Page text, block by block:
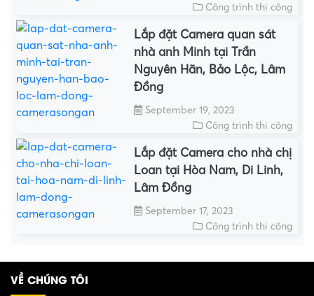
Công trình thi công
Lắp đặt Camera quan sát
nhà anh Minh tại Trần
Nguyên Hãn, Bảo Lộc, Lâm
Đồng
September 19, 2023
Công trình thi công
Lắp đặt Camera cho nhà chị
Loan tại Hòa Nam, Di Linh,
Lâm Đồng
September 17, 2023
Công trình thi công
VỀ CHÚNG TÔI